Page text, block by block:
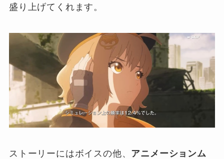
盛り上げてくれます。
ストーリーにはボイスの他、 アニメーションム